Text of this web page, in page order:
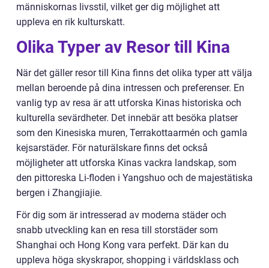
människornas livsstil, vilket ger dig möjlighet att
uppleva en rik kulturskatt.
Olika Typer av Resor till Kina
När det gäller resor till Kina finns det olika typer att välja
mellan beroende på dina intressen och preferenser. En
vanlig typ av resa är att utforska Kinas historiska och
kulturella sevärdheter. Det innebär att besöka platser
som den Kinesiska muren, Terrakottaarmén och gamla
kejsarstäder. För naturälskare finns det också
möjligheter att utforska Kinas vackra landskap, som
den pittoreska Li-floden i Yangshuo och de majestätiska
bergen i Zhangjiajie.
För dig som är intresserad av moderna städer och
snabb utveckling kan en resa till storstäder som
Shanghai och Hong Kong vara perfekt. Där kan du
uppleva höga skyskrapor, shopping i världsklass och